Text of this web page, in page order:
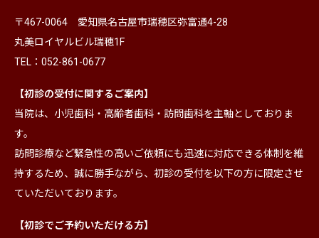
〒467-0064 愛知県名古屋市瑞穂区弥富通4-28
丸美ロイヤルビル瑞穂1F
TEL：052-861-0677
【初診の受付に関するご案内】
当院は、小児歯科・高齢者歯科・訪問歯科を主軸としておりま
す。
訪問診療など緊急性の高いご依頼にも迅速に対応できる体制を維
持するため、誠に勝手ながら、初診の受付を以下の方に限定させ
ていただいております。
【初診でご予約いただける方】